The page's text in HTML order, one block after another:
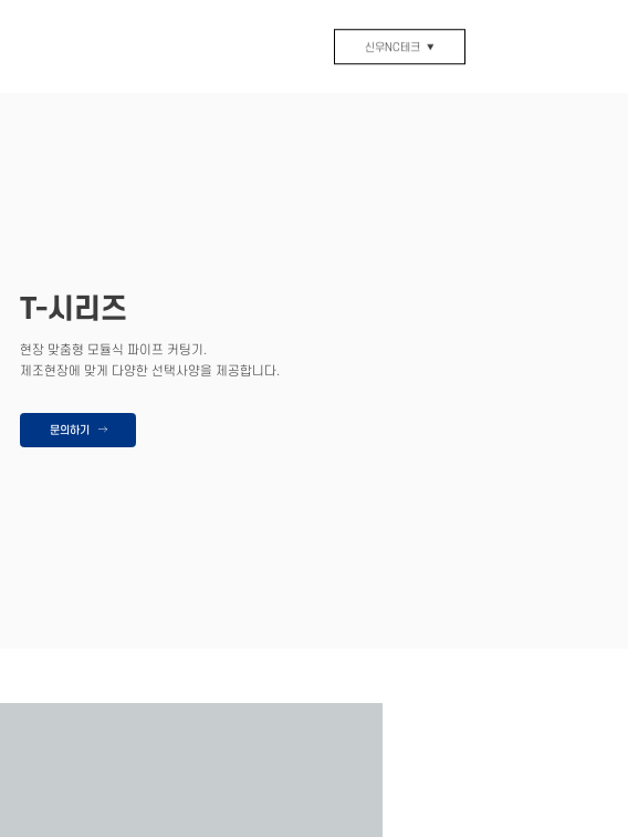
신우NC테크 ▼
T-시리즈
현장 맞춤형 모듈식 파이프 커팅기.
제조현장에 맞게 다양한 선택사양을 제공합니다.
문의하기